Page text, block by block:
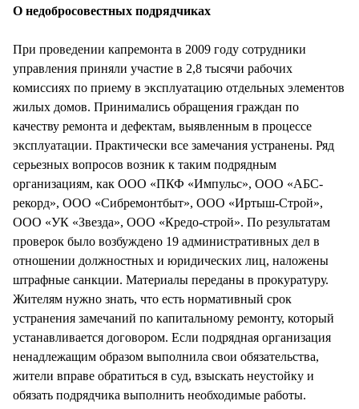
О недобросовестных подрядчиках
При проведении капремонта в 2009 году сотрудники
управления приняли участие в 2,8 тысячи рабочих
комиссиях по приему в эксплуатацию отдельных элементов
жилых домов. Принимались обращения граждан по
качеству ремонта и дефектам, выявленным в процессе
эксплуатации. Практически все замечания устранены. Ряд
серьезных вопросов возник к таким подрядным
организациям, как ООО «ПКФ «Импульс», ООО «АБС-
рекорд», ООО «Сибремонтбыт», ООО «Иртыш-Строй»,
ООО «УК «Звезда», ООО «Кредо-строй». По результатам
проверок было возбуждено 19 административных дел в
отношении должностных и юридических лиц, наложены
штрафные санкции. Материалы переданы в прокуратуру.
Жителям нужно знать, что есть нормативный срок
устранения замечаний по капитальному ремонту, который
устанавливается договором. Если подрядная организация
ненадлежащим образом выполнила свои обязательства,
жители вправе обратиться в суд, взыскать неустойку и
обязать подрядчика выполнить необходимые работы.